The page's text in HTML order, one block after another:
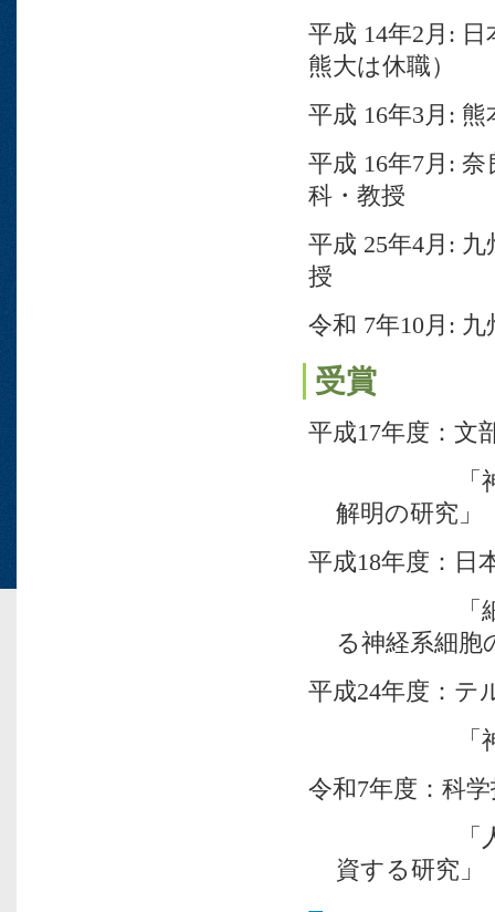
平成 14年2月:
熊大は休職）
平成 16年3月:
平成 16年7月:
科・教授
平成 25年4月:
授
令和 7年10月:
受賞
平成17年度：
「神経幹
解明の研究」
平成18年度：日
「細胞外
る神経系細胞
平成24年度：
「神経幹
令和7年度：科
「人為的
資する研究」